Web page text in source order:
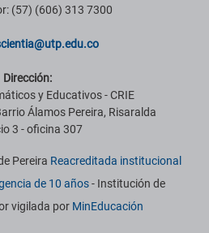
(57) (606) 313 7300
Dirección:
y Educativos - CRIE
Álamos Pereira, Risaralda
3 - oficina 307
Pereira Reacreditada institucional
de 10 años- Institución de
vigilada por MinEducación